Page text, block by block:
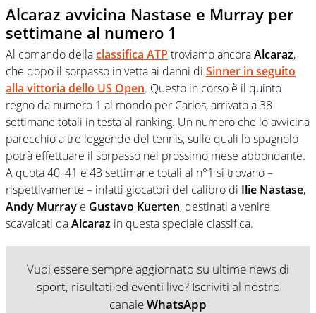
Alcaraz avvicina Nastase e Murray per
settimane al numero 1
Al comando dellaclassifica ATP troviamo ancoraAlcaraz,
che dopo il sorpasso in vetta ai danni di Sinner in seguito
alla vittoria dello US Open. Questo in corso è il quinto
regno da numero 1 al mondo per Carlos, arrivato a 38
settimane totali in testa al ranking. Un numero che lo avvicina
parecchio a tre leggende del tennis, sulle quali lo spagnolo
potrà effettuare il sorpasso nel prossimo mese abbondante.
A quota 40, 41 e 43 settimane totali al n°1 si trovano –
rispettivamente – infatti giocatori del calibro di Ilie Nastase,
Andy Murray e Gustavo Kuerten, destinati a venire
scavalcati daAlcaraz in questa speciale classifica.
Vuoi essere sempre aggiornato su ultime news di
sport, risultati ed eventi live? Iscriviti al nostro
canaleWhatsApp